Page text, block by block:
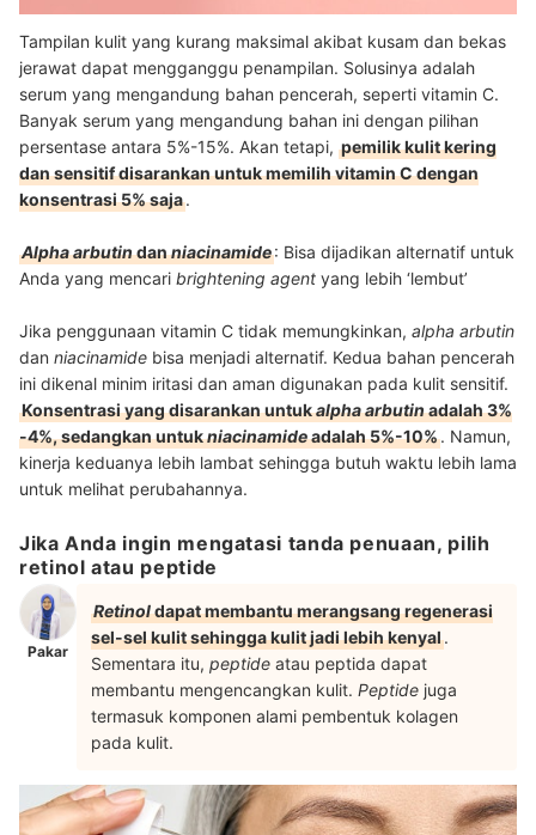
Tampilan kulit yang kurang maksimal akibat kusam dan bekas
jerawat dapat mengganggu penampilan. Solusinya adalah
serum yang mengandung bahan pencerah, seperti vitamin C.
Banyak serum yang mengandung bahan ini dengan pilihan
persentase antara 5%-15%. Akan tetapi, pemilik kulit kering
dan sensitif disarankan untuk memilih vitamin C dengan
konsentrasi 5% saja.
Alpha arbutindanniacinamide: Bisa dijadikan alternatif untuk
Anda yang mencari brightening agent yang lebih ‘lembut’
Jika penggunaan vitamin C tidak memungkinkan, alpha arbutin
dan niacinamide bisa menjadi alternatif. Kedua bahan pencerah
ini dikenal minim iritasi dan aman digunakan pada kulit sensitif.
Konsentrasi yang disarankan untukalpha arbutinadalah 3%
-4%, sedangkan untukniacinamideadalah 5%-10%. Namun,
kinerja keduanya lebih lambat sehingga butuh waktu lebih lama
untuk melihat perubahannya.
Jika Anda ingin mengatasi tanda penuaan, pilih
retinol atau peptide
Pakar
Retinoldapat membantu merangsang regenerasi
sel-sel kulit sehingga kulit jadi lebih kenyal.
Sementara itu, peptide atau peptida dapat
membantu mengencangkan kulit. Peptide juga
termasuk komponen alami pembentuk kolagen
pada kulit.